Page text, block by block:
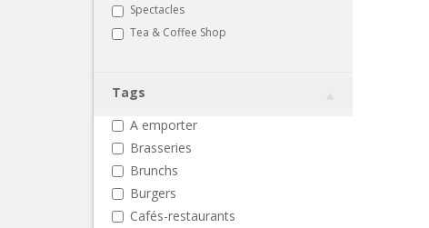
Spectacles
Tea & Coffee Shop
Tags
A emporter
Brasseries
Brunchs
Burgers
Cafés-restaurants